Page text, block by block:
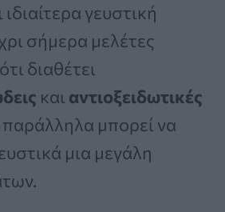
γευστική
σήμερα μελέτες
διαθέτει
και αντιοξειδωτικές
παράλληλα μπορεί να
μια μεγάλη